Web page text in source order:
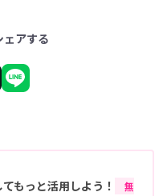
ェアする
もっと活用しよう！
無